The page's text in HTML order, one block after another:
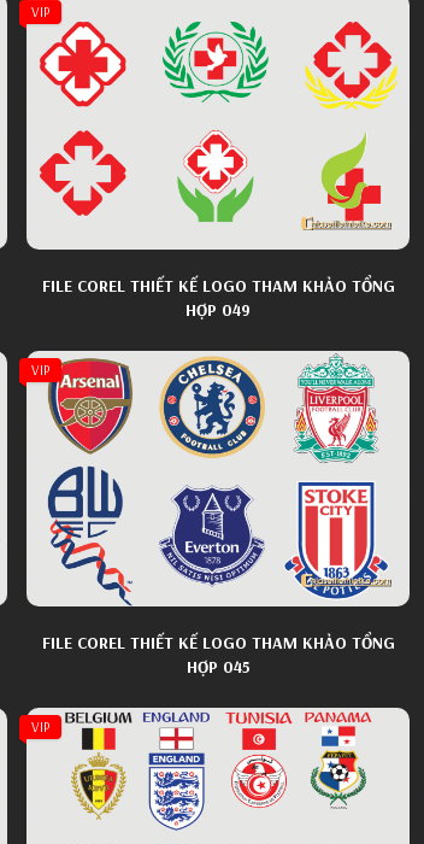
VIP
FILE COREL THIẾT KẾ LOGO THAM KHẢO TỔNG
HỢP 049
VIP
FILE COREL THIẾT KẾ LOGO THAM KHẢO TỔNG
HỢP 045
VIP